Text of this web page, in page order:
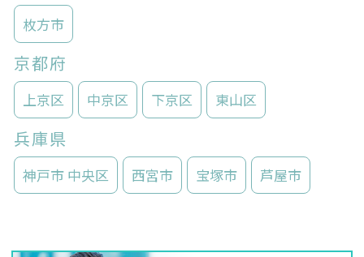
枚方市
京都府
上京区 中京区 下京区 東山区
兵庫県
神戸市 中央区 西宮市 宝塚市 芦屋市